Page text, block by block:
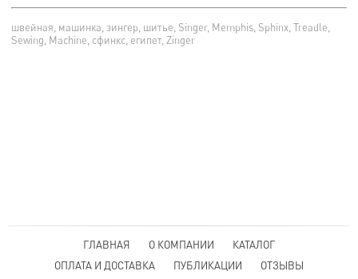
швейная, машинка, зингер, шитье, Singer, Memphis, Sphinx, Treadle,
Sewing, Machine, сфинкс, египет, Zinger
ГЛАВНАЯ О КОМПАНИИ
КАТАЛОГ
ОПЛАТА И ДОСТАВКА
ПУБЛИКАЦИИ
ОТЗЫВЫ